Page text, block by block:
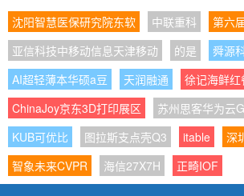
沈阳智慧医保研究院东软 中联重科
第六
亚信科技中移动信息天津移动
的是 舜源
AI超轻薄本华硕a豆
天润融通
徐记海鲜红
ChinaJoy京东3D打印展区
苏州思客华为云
KUB可优比
图拉斯支点壳Q3 itable 深
智象未来CVPR
海信27X7H 正畸IOF